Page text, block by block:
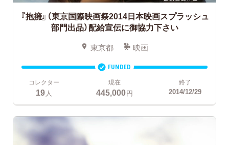
『抱擁』（東京国際映画祭2014日本映画スプラッシュ
部門出品）配給宣伝に御協力下さい
東京都 映画
FUNDED
コレクター
19 人
現在
445,000円
終了
2014/12/29